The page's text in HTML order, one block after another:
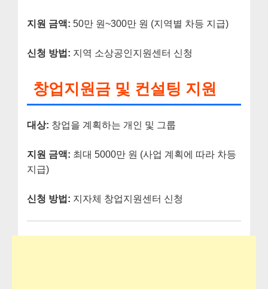
지원 금액: 50만 원~300만 원 (지역별 차등 지급)
신청 방법: 지역 소상공인지원센터 신청
창업지원금 및 컨설팅 지원
대상: 창업을 계획하는 개인 및 그룹
지원 금액: 최대 5000만 원 (사업 계획에 따라 차등
지급)
신청 방법: 지자체 창업지원센터 신청